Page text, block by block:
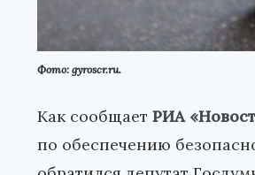
Фото: gyroscr.ru.
Как сообщает РИА
по обеспечению